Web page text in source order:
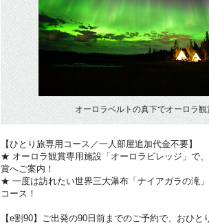
オーロラベルトの真下でオーロラ観
【ひとり旅専用コース／一人部屋追加代金不要】
★ オーロラ観賞専用施設「オーロラビレッジ」で
賞へご案内！
★ 一度は訪れたい世界三大瀑布「ナイアガラの滝
コース！
【e割90】ご出発の90日前までのご予約で、おひと